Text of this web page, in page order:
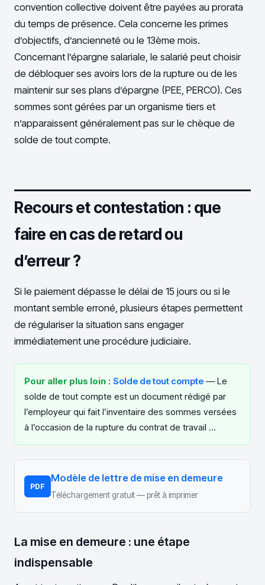
convention collective doivent être payées au prorata
du temps de présence. Cela concerne les primes
d’objectifs, d’ancienneté ou le 13ème mois.
Concernant l’épargne salariale, le salarié peut choisir
de débloquer ses avoirs lors de la rupture ou de les
maintenir sur ses plans d’épargne (PEE, PERCO). Ces
sommes sont gérées par un organisme tiers et
n’apparaissent généralement pas sur le chèque de
solde de tout compte.
Recours et contestation : que
faire en cas de retard ou
d’erreur ?
Si le paiement dépasse le délai de 15 jours ou si le
montant semble erroné, plusieurs étapes permettent
de régulariser la situation sans engager
immédiatement une procédure judiciaire.
Pour aller plus loin : Solde de tout compte — Le
solde de tout compte est un document rédigé par
l’employeur qui fait l’inventaire des sommes versées
à l’occasion de la rupture du contrat de travail …
PDF
Modèle de lettre de mise en demeure
Téléchargement gratuit — prêt à imprimer
La mise en demeure : une étape
indispensable